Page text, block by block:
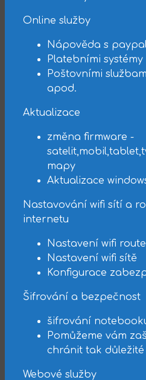
Online služby
Nápověda s
Platebními systémy
Poštovními
apod.
Aktualizace
změna firmware -
mapy
Aktualizace
Nastavování wifi sítí a
internetu
Nastavení wifi
Nastavení wifi sítě
Konfigurace
Šifrování a bezpečnost
šifrování
Pomůžeme vám
chránit tak
Webové služby